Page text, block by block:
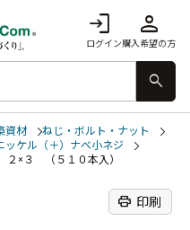
login
ログイン
person
購入希望の方
search
資材
ねじ・ボルト・ナット
ケル（＋）ナベ小ネジ
２×３ （５１０本入）
print 印刷